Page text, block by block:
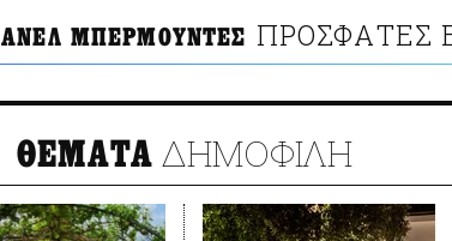
ΜΠΕΡΜΟΥΝΤΕΣ ΠΡΟΣΦΑΤΕΣ
ΘΕΜΑΤΑ ΔΗΜΟΦΙΛΗ